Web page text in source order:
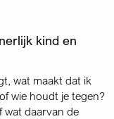
kind en
wat maakt dat ik
wie houdt je tegen?
wat daarvan de